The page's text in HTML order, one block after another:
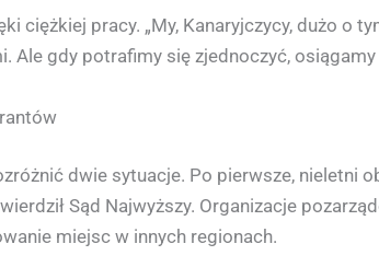
ciężkiej pracy. „My, Kanaryjczycy, dużo o
Ale gdy potrafimy się zjednoczyć, osiągamy
dwie sytuacje. Po pierwsze,
Sąd Najwyższy. Organizacje
miejsc w innych regionach.